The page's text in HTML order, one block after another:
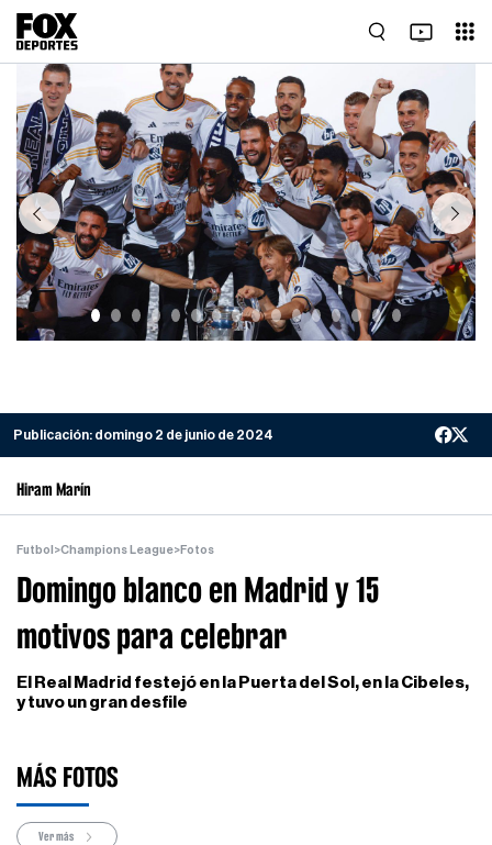
Previous Next
Publicación: domingo 2 de junio de 2024
Hiram Marín
Futbol >Champions League>Fotos
Domingo blanco en Madrid y 15
motivos para celebrar
El Real Madrid festejó en la Puerta del Sol, en la Cibeles,
y tuvo un gran desfile
MÁS FOTOS
Ver más